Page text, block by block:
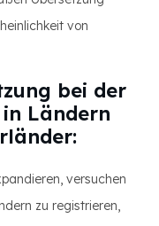
von
bei der
Ländern
versuchen
zu registrieren,